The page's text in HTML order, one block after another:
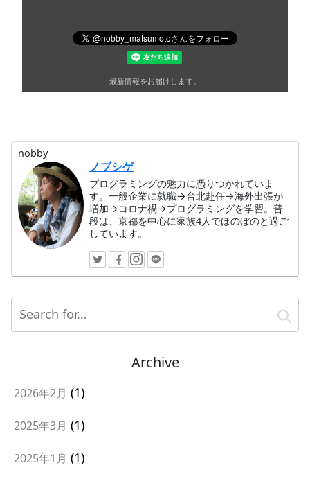
最新情報をお届けします。
nobby
ノブシゲ
プログラミングの魅力に憑りつかれていま
す。一般企業に就職→台北赴任→海外出張が
増加→コロナ禍→プログラミングを学習。普
段は、京都を中心に家族4人でほのぼのと過ご
しています。
Archive
2026年2月 1
2025年3月 1
2025年1月 1